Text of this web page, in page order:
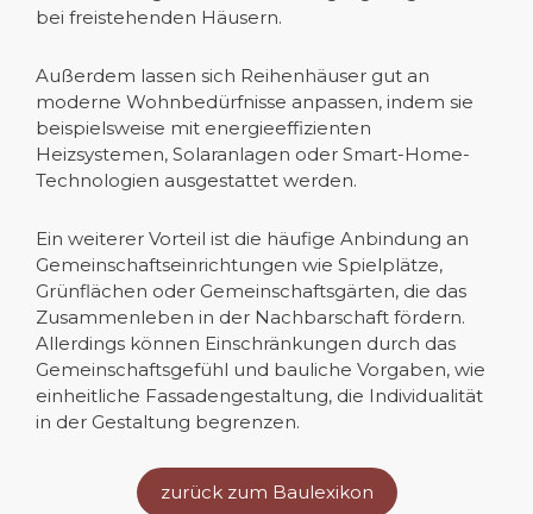
bei freistehenden Häusern.
Außerdem lassen sich Reihenhäuser gut an
moderne Wohnbedürfnisse anpassen, indem sie
beispielsweise mit energieeffizienten
Heizsystemen, Solaranlagen oder Smart-Home-
Technologien ausgestattet werden.
Ein weiterer Vorteil ist die häufige Anbindung an
Gemeinschaftseinrichtungen wie Spielplätze,
Grünflächen oder Gemeinschaftsgärten, die das
Zusammenleben in der Nachbarschaft fördern.
Allerdings können Einschränkungen durch das
Gemeinschaftsgefühl und bauliche Vorgaben, wie
einheitliche Fassadengestaltung, die Individualität
in der Gestaltung begrenzen.
zurück zum Baulexikon